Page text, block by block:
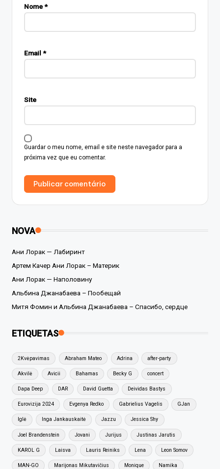
Nome*
Email *
Site
Guardar o meu nome, email e site neste navegador para a
próxima vez que eu comentar.
NOVA
Ани Лорак — Лабиринт
Артем Качер Ани Лорак – Материк
Ани Лорак — Наполовину
Альбина Джанабаева – Пообещай
Митя Фомин и Альбина Джанабаева – Спасибо, сердце
ETIQUETAS
2Kvėpavimas Abraham Mateo Adrina after-party
Akvilė Avicii Bahamas Becky G concert
Dapa Deep DAR David Guetta Deividas Bastys
Eurovizija 2024 Evgenya Redko Gabrielius Vagelis GJan
Iglė Inga Jankauskaitė Jazzu Jessica Shy
Joel Brandenstein Jovani Jurijus Justinas Jarutis
KAROL G Laisva Lauris Reiniks Lena Leon Somov
MAN-GO Marijonas Mikutavičius Monique Namika